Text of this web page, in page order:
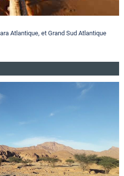
Atlantique, et Grand Sud Atlantique